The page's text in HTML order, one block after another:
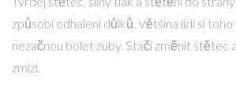
způsobí odhalení důlků. Většina lidí si
nezačnou bolet zuby. Stačí změnit štětec
zmizí.